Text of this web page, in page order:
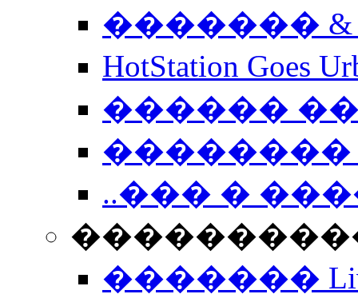
�������
HotStation
������
��������
..��� �
����������
�������